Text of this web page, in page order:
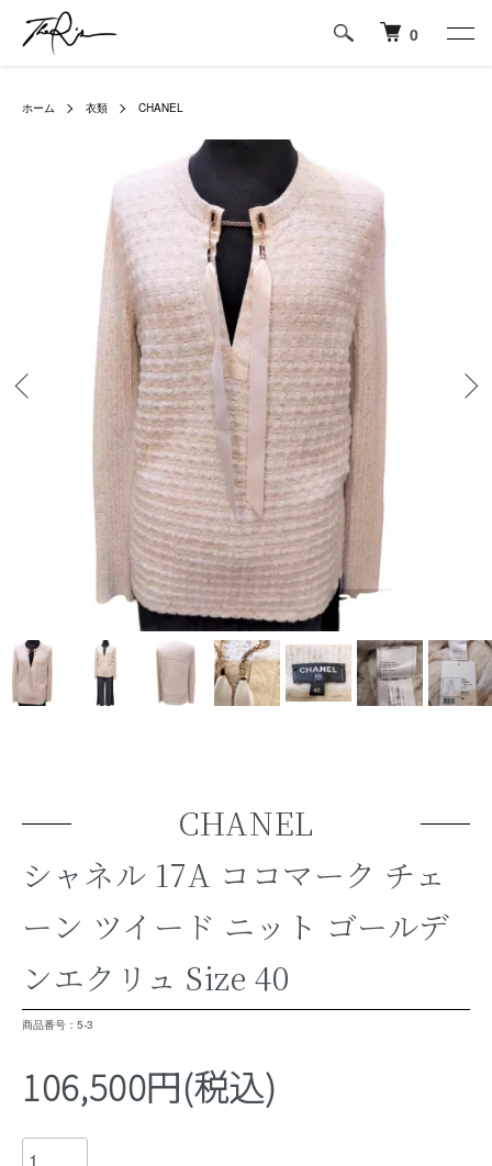
0
ホーム 衣類 CHANEL
CHANEL
シャネル 17A ココマーク チェ
ーン ツイード ニット ゴールデ
ンエクリュ Size 40
商品番号：5-3
106,500円(税込)